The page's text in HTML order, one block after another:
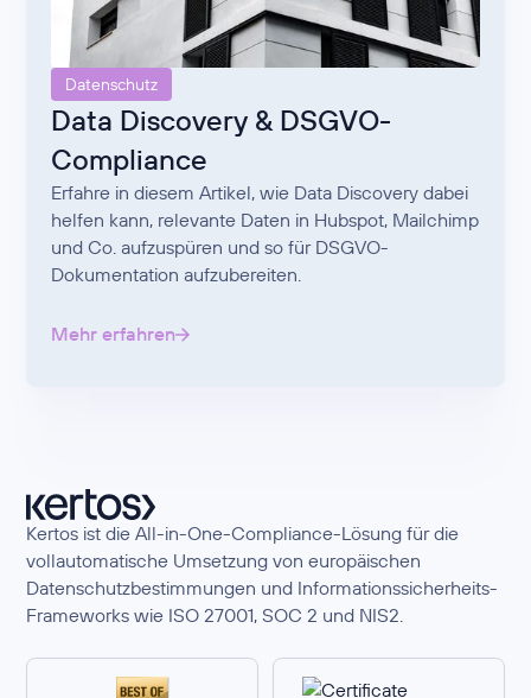
Datenschutz
Data Discovery & DSGVO-
Compliance
Erfahre in diesem Artikel, wie Data Discovery dabei
helfen kann, relevante Daten in Hubspot, Mailchimp
und Co. aufzuspüren und so für DSGVO-
Dokumentation aufzubereiten.
Mehr erfahren
Kertos ist die All-in-One-Compliance-Lösung für die
vollautomatische Umsetzung von europäischen
Datenschutzbestimmungen und Informationssicherheits-
Frameworks wie ISO 27001, SOC 2 und NIS2.